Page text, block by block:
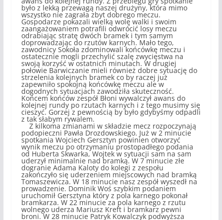
było z lekką przewagą naszej drużyny, która mimo
wszystko nie zagrała zbyt dobrego meczu.
Gospodarze pokazali wielką wolę walki i swoim
zaangażowaniem potrafili odwrócić losy meczu
odrabiając stratę dwóch bramek i tym samym
doprowadzając do rzutów karnych. Mało tego,
zawodnicy Sokoła zdominowali końcówkę meczu i
ostatecznie mogli przechylić szalę zwycięstwa na
swoją korzyść w ostatnich minutach. W drugiej
połowie Barwiczanie mieli również dobre sytuację do
strzelenia kolejnych bramek co by raczej już
zapewniło spokojną końcówkę meczu ale w
dogodnych sytuacjach zawodziła skuteczność.
Końcem końców zespół Błoni wywalczył awans do
kolejnej rundy po rzutach karnych i z tego musimy się
cieszyć. Gorzej z pewnością by było gdybyśmy odpadli
z tak słabym rywalem.
Z kilkoma zmianami w składzie mecz rozpoczynają
podopieczni Pawła Drozdowskiego. Już w 2 minucie
spotkania Wojciech Gersztyn powinien otworzyć
wynik meczu po otrzymaniu prostopadłego podania
od Huberta Skwarka, Wojtek w sytuacji sam na sam
uderzył minimalnie nad bramką. W 7 minucie złe
dogranie Adama Kaloty do kolegi z zespołu
zakończyło się uderzeniem miejscowych nad bramką
Tomaszewicza. W 18 minucie nasz zespół wyszedł na
prowadzenie. Dominik Woś szybkim podaniem
uruchomił Gersztyna który z pola karnego pokonał
bramkarza. W 22 minucie za pola karnego z rzutu
wolnego uderza Mariusz Kreft i bramkarz pewni
broni. W 28 minucie Patryk Kowalczyk podwyższa